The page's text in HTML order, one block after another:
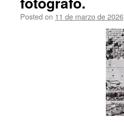
Posted on 11 de marzo de 2026